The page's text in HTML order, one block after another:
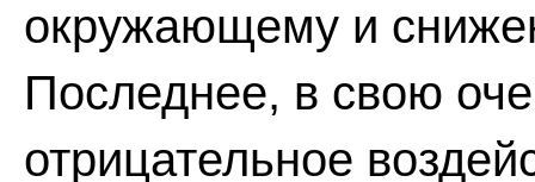
окружающему и
Последнее, в свою
отрицательное